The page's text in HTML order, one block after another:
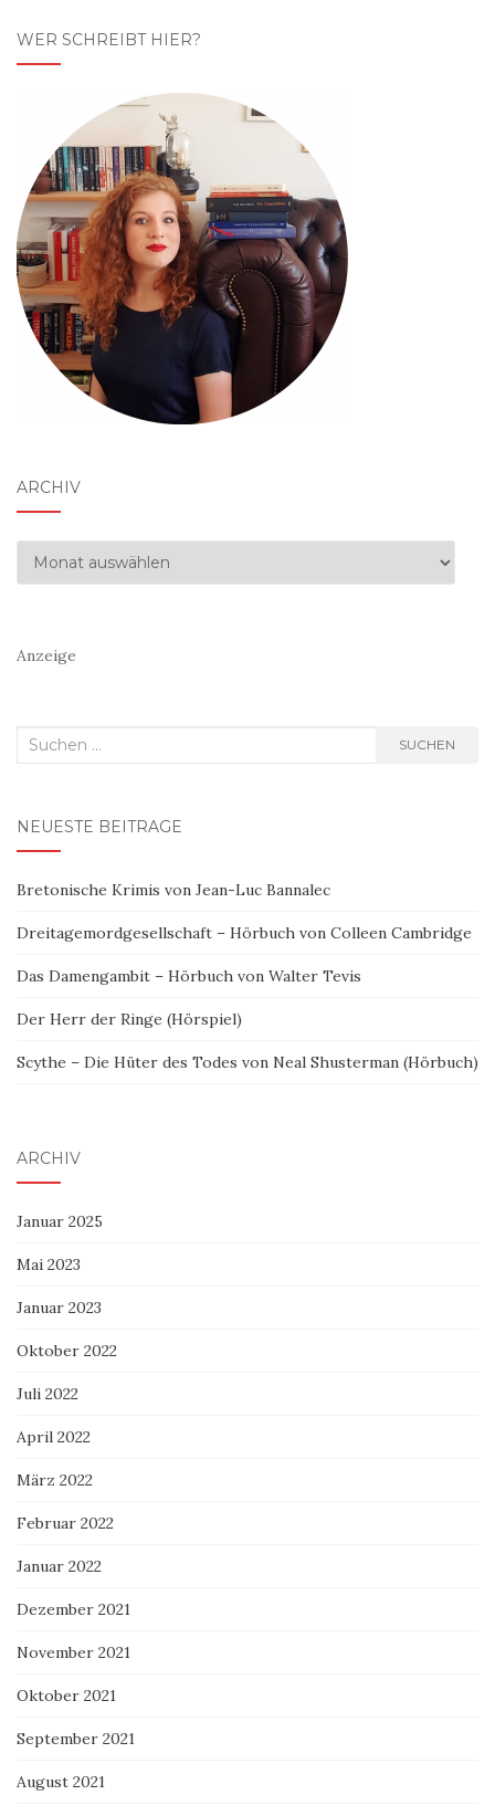
WER SCHREIBT HIER?
ARCHIV
Archiv
Anzeige
Suchen
SUCHEN
NEUESTE BEITRÄGE
Bretonische Krimis von Jean-Luc Bannalec
Dreitagemordgesellschaft – Hörbuch von Colleen Cambridge
Das Damengambit – Hörbuch von Walter Tevis
Der Herr der Ringe (Hörspiel)
Scythe – Die Hüter des Todes von Neal Shusterman (Hörbuch)
ARCHIV
Januar 2025
Mai 2023
Januar 2023
Oktober 2022
Juli 2022
April 2022
März 2022
Februar 2022
Januar 2022
Dezember 2021
November 2021
Oktober 2021
September 2021
August 2021